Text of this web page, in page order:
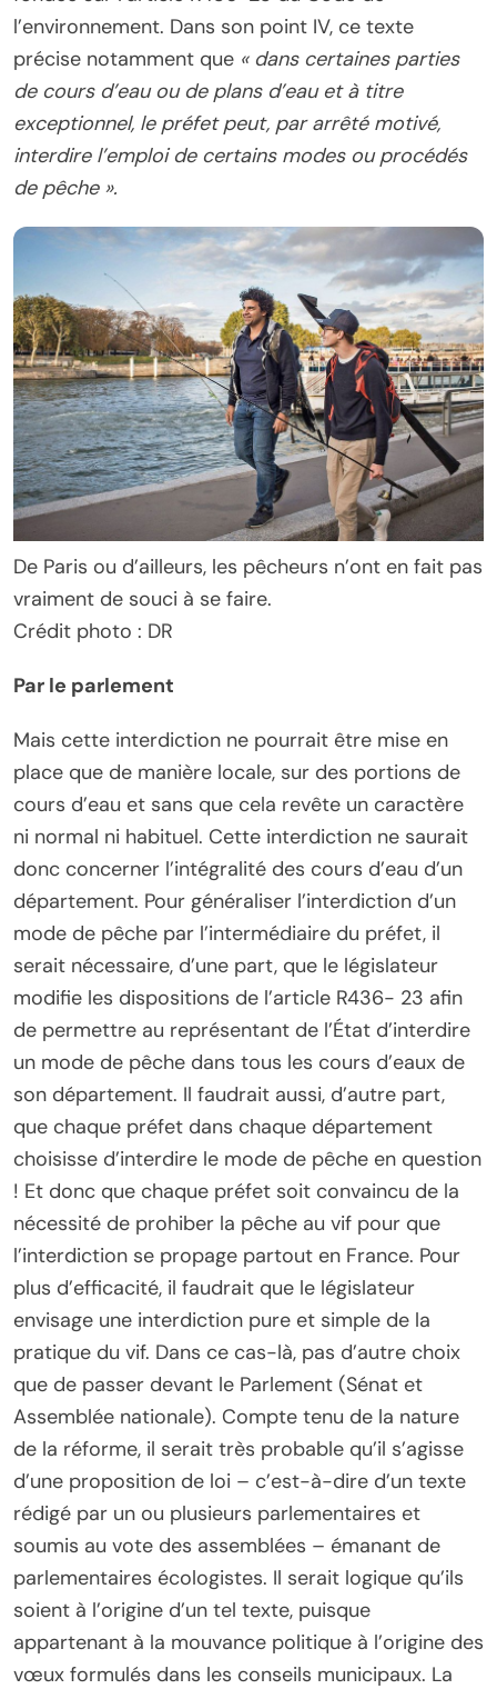
l’environnement. Dans son point IV, ce texte
précise notamment que « dans certaines parties
de cours d’eau ou de plans d’eau et à titre
exceptionnel, le préfet peut, par arrêté motivé,
interdire l’emploi de certains modes ou procédés
de pêche ».
De Paris ou d’ailleurs, les pêcheurs n’ont en fait pas
vraiment de souci à se faire.
Crédit photo : DR
Par le parlement
Mais cette interdiction ne pourrait être mise en
place que de manière locale, sur des portions de
cours d’eau et sans que cela revête un caractère
ni normal ni habituel. Cette interdiction ne saurait
donc concerner l’intégralité des cours d’eau d’un
département. Pour généraliser l’interdiction d’un
mode de pêche par l’intermédiaire du préfet, il
serait nécessaire, d’une part, que le législateur
modifie les dispositions de l’article R436- 23 afin
de permettre au représentant de l’État d’interdire
un mode de pêche dans tous les cours d’eaux de
son département. Il faudrait aussi, d’autre part,
que chaque préfet dans chaque département
choisisse d’interdire le mode de pêche en question
! Et donc que chaque préfet soit convaincu de la
nécessité de prohiber la pêche au vif pour que
l’interdiction se propage partout en France. Pour
plus d’efficacité, il faudrait que le législateur
envisage une interdiction pure et simple de la
pratique du vif. Dans ce cas-là, pas d’autre choix
que de passer devant le Parlement (Sénat et
Assemblée nationale). Compte tenu de la nature
de la réforme, il serait très probable qu’il s’agisse
d’une proposition de loi – c’est-à-dire d’un texte
rédigé par un ou plusieurs parlementaires et
soumis au vote des assemblées – émanant de
parlementaires écologistes. Il serait logique qu’ils
soient à l’origine d’un tel texte, puisque
appartenant à la mouvance politique à l’origine des
vœux formulés dans les conseils municipaux. La